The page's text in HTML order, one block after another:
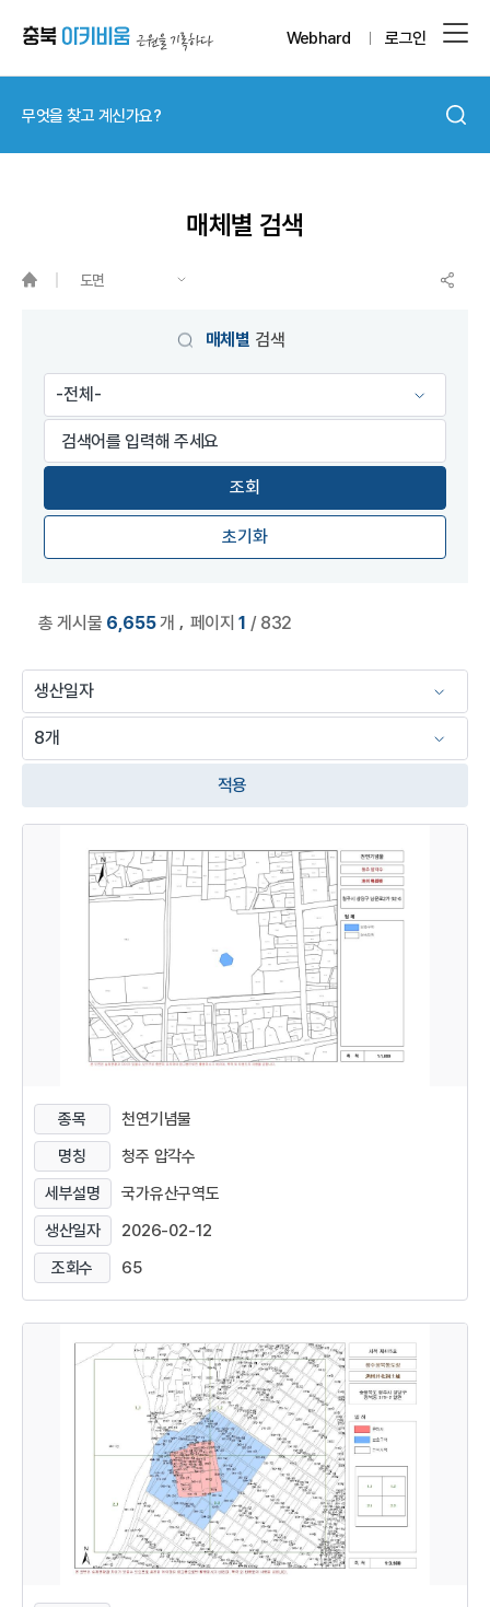
Webhard 로그인
매체별 검색
도면
매체별 검색
초기화
총 게시물 6,655개 페이지1 / 832
적용
종목
천연기념물
명칭
청주 압각수
세부설명
국가유산구역도
생산일자
2026-02-12
조회수
65